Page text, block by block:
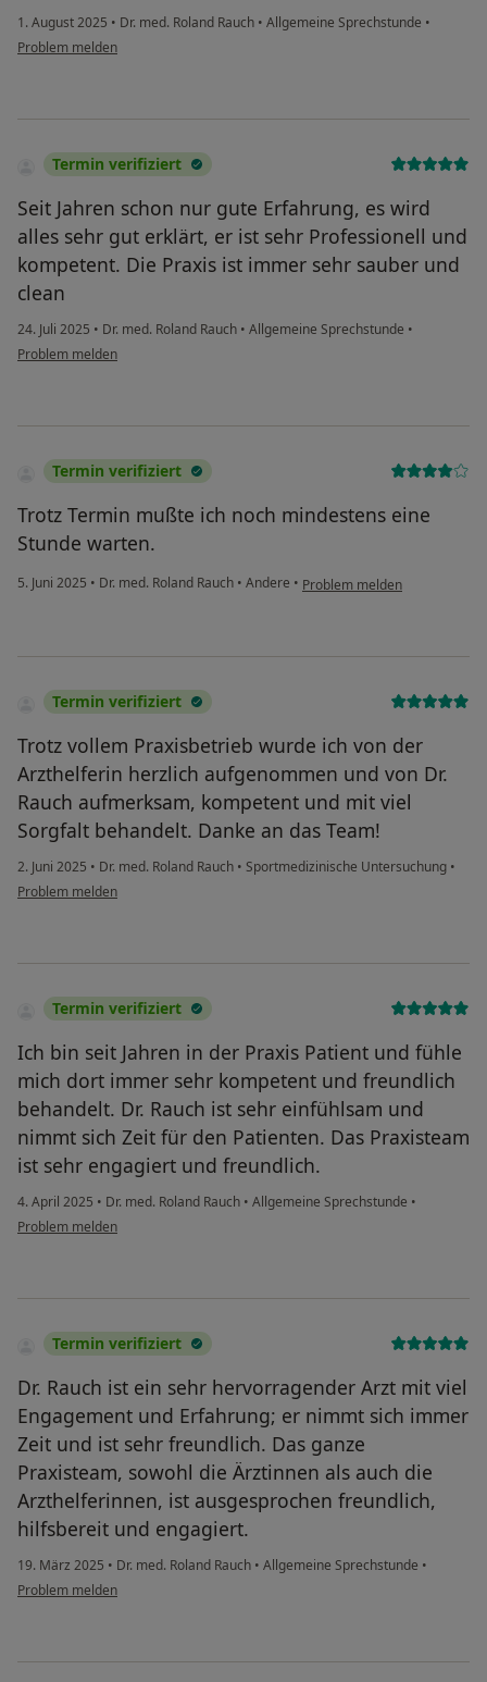
1. August 2025 • Dr. med. Roland Rauch • Allgemeine Sprechstunde •
Problem melden
Termin verifiziert
Seit Jahren schon nur gute Erfahrung, es wird
alles sehr gut erklärt, er ist sehr Professionell und
kompetent. Die Praxis ist immer sehr sauber und
clean
24. Juli 2025 • Dr. med. Roland Rauch • Allgemeine Sprechstunde •
Problem melden
Termin verifiziert
Trotz Termin mußte ich noch mindestens eine
Stunde warten.
5. Juni 2025 • Dr. med. Roland Rauch • Andere • Problem melden
Termin verifiziert
Trotz vollem Praxisbetrieb wurde ich von der
Arzthelferin herzlich aufgenommen und von Dr.
Rauch aufmerksam, kompetent und mit viel
Sorgfalt behandelt. Danke an das Team!
2. Juni 2025 • Dr. med. Roland Rauch • Sportmedizinische Untersuchung •
Problem melden
Termin verifiziert
Ich bin seit Jahren in der Praxis Patient und fühle
mich dort immer sehr kompetent und freundlich
behandelt. Dr. Rauch ist sehr einfühlsam und
nimmt sich Zeit für den Patienten. Das Praxisteam
ist sehr engagiert und freundlich.
4. April 2025 • Dr. med. Roland Rauch • Allgemeine Sprechstunde •
Problem melden
Termin verifiziert
Dr. Rauch ist ein sehr hervorragender Arzt mit viel
Engagement und Erfahrung; er nimmt sich immer
Zeit und ist sehr freundlich. Das ganze
Praxisteam, sowohl die Ärztinnen als auch die
Arzthelferinnen, ist ausgesprochen freundlich,
hilfsbereit und engagiert.
19. März 2025 • Dr. med. Roland Rauch • Allgemeine Sprechstunde •
Problem melden